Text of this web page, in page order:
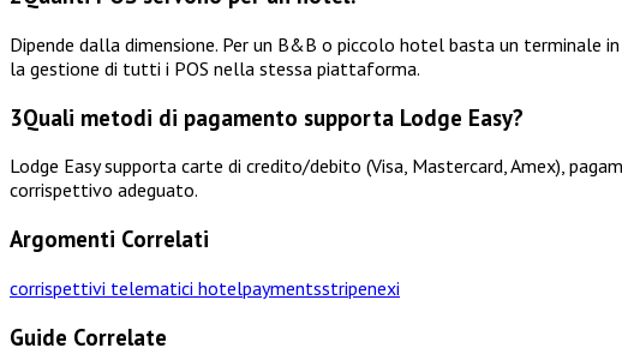
Dipende dalla dimensione. Per un B&B o piccolo hotel basta un terminale
la gestione di tutti i POS nella stessa piattaforma.
3Quali metodi di pagamento supporta Lodge Easy?
Lodge Easy supporta carte di credito/debito (Visa, Mastercard, Amex),
corrispettivo adeguato.
Argomenti Correlati
corrispettivi telematici hotelpaymentsstripenexi
Guide Correlate